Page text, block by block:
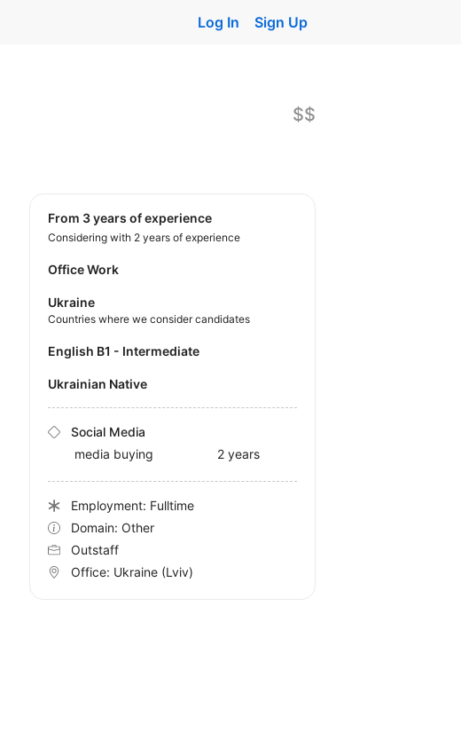
Log In Sign Up
$$
from 3 years of experience
Considering with 2 years of experience
Office Work
Ukraine
Countries where we consider candidates
English B1 - Intermediate
Ukrainian Native
Social Media
media buying
2 years
Employment: Fulltime
Domain: Other
Outstaff
Office: Ukraine (Lviv)